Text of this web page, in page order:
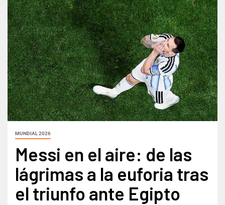
MUNDIAL 2026
Messi en el aire: de las
lágrimas a la euforia tras
el triunfo ante Egipto